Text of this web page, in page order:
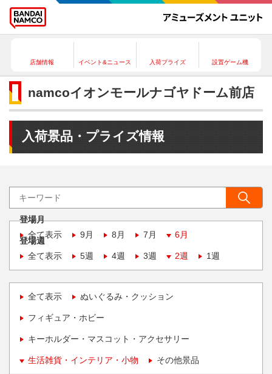
店舗情報 イベント&ニュース 入荷プライズ 設置ゲーム機
namcoイオンモールナゴヤドーム前店
入荷景品・プライズ情報
登場月
全て表示
9月 8月 7月 6月
登場週
全て表示
5週 4週 3週 2週 1週
全て表示 ぬいぐるみ・クッション
フィギュア・ホビー
キーホルダー・マスコット・アクセサリー
生活雑貨・インテリア・小物 その他景品